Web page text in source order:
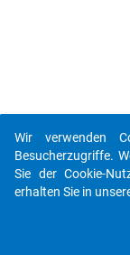
Wir verwenden
Besucherzugriffe.
Sie der Cookie-
erhalten Sie in